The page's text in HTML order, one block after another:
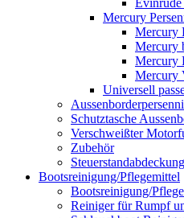
Mercury
Mercury
Mercury
Mercury
Mercury
Universell
Schutztasche
Verschweißter
Zubehör
Steuerstandabdeckung
Bootsreinigung/Pflegemittel
Bootsreinigung/
Reiniger für Rumpf